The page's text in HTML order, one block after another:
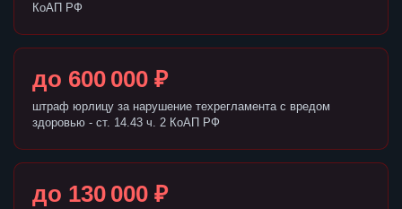
КоАП РФ
до 600 000 ₽
штраф юрлицу за нарушение техрегламента с вредом
здоровью - ст. 14.43 ч. 2 КоАП РФ
до 130 000 ₽